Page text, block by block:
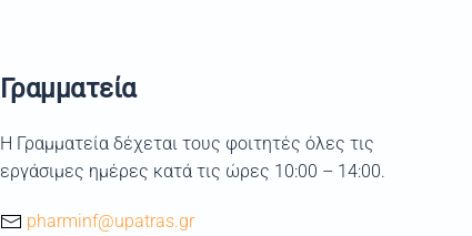
Γραμματεία
Η Γραμματεία δέχεται τους φοιτητές όλες τις
εργάσιμες ημέρες κατά τις ώρες 10:00 – 14:00.
pharminf@upatras.gr